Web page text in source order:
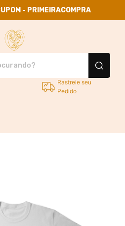
- PRIMEIRACOMPRA
Rastreie seu
Pedido